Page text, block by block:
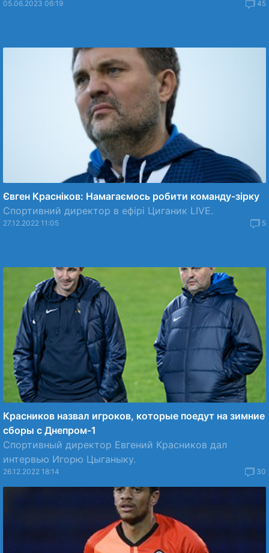
05.06.2023 06:19 45
Євген Красніков: Намагаємось робити команду-зірку
Спортивний директор в ефірі Циганик LIVE.
27.12.2022 11:05 5
Красников назвал игроков, которые поедут на зимние
сборы с Днепром-1
Спортивный директор Евгений Красников дал
интервью Игорю Цыганыку.
26.12.2022 18:14 30